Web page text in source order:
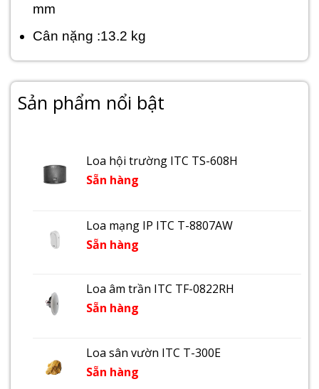
mm
Cân nặng :13.2 kg
Sản phẩm nổi bật
Loa hội trường ITC TS-608H
Sẵn hàng
Loa mạng IP ITC T-8807AW
Sẵn hàng
Loa âm trần ITC TF-0822RH
Sẵn hàng
Loa sân vườn ITC T-300E
Sẵn hàng